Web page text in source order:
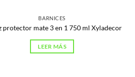
BARNICES
protector mate 3 en 1 750 ml Xyladecor
LEER MÁS